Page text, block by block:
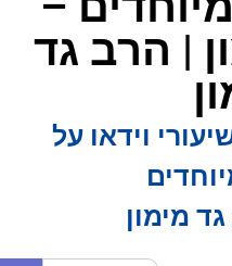
| הרב גד
וידאו על
מימון